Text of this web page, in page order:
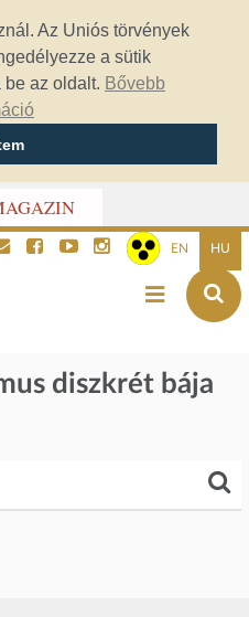
Az Uniós törvények
a sütik
be az oldalt. Bővebb
EN HU
diszkrét bája